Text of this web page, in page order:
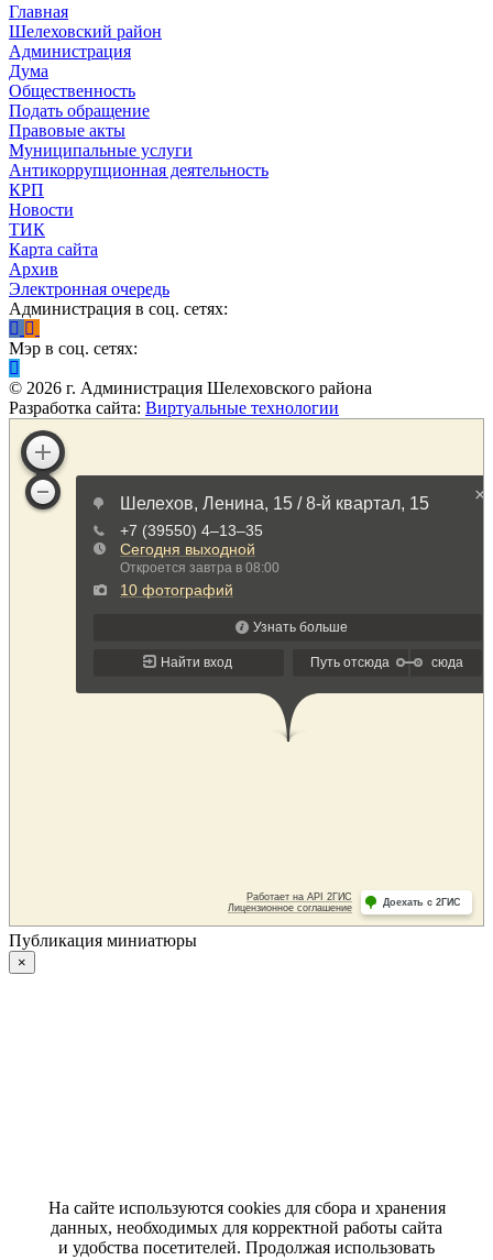
Главная
Шелеховский район
Администрация
Дума
Общественность
Подать обращение
Правовые акты
Муниципальные услуги
Антикоррупционная деятельность
КРП
Новости
ТИК
Карта сайта
Архив
Электронная очередь
Администрация в соц. сетях:
Мэр в соц. сетях:
© 2026 г. Администрация Шелеховского района
Разработка сайта: Виртуальные технологии
Публикация миниатюры
×
На сайте используются cookies для сбора и хранения
данных, необходимых для корректной работы сайта
и удобства посетителей. Продолжая использовать